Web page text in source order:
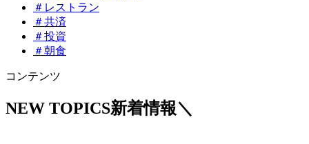
＃レストラン
＃共済
＃投資
＃朝食
コンテンツ
NEW TOPICS新着情報＼